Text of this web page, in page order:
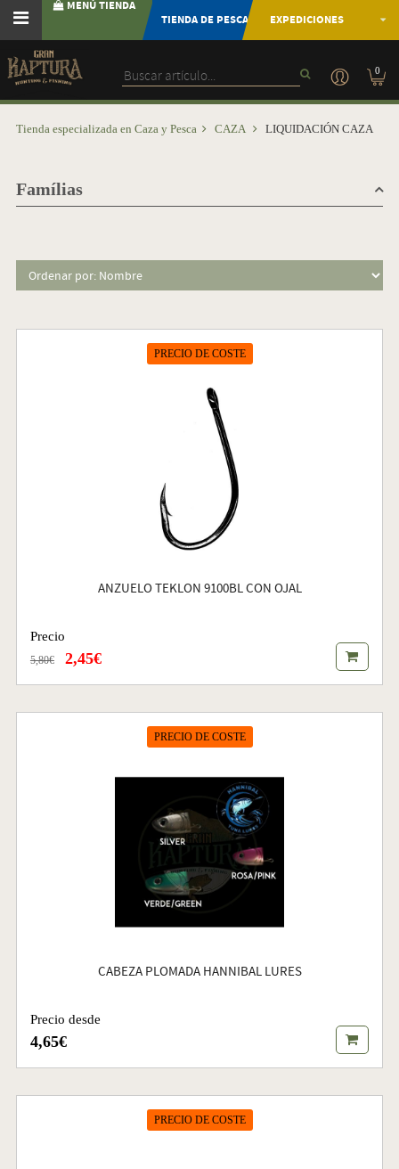
MENÚ TIENDA
TIENDA DE PESCA
EXPEDICIONES
0
Tienda especializada en Caza y Pesca CAZA LIQUIDACIÓN CAZA
Famílias
PRECIO DE COSTE
ANZUELO TEKLON 9100BL CON OJAL
Precio
5,80€ 2,45€
PRECIO DE COSTE
CABEZA PLOMADA HANNIBAL LURES
Precio desde
4,65€
PRECIO DE COSTE